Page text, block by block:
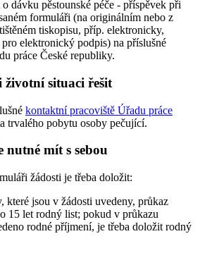
dávku pěstounské péče - příspěvek při
formuláři (na originálním nebo z
tiskopisu, příp. elektronicky,
elektronický podpis) na příslušné
práce České republiky.
životní situaci řešit
kontaktní pracoviště Úřadu práce
trvalého pobytu osoby pečující.
nutné mít s sebou
žádosti je třeba doložit:
které jsou v žádosti uvedeny, průkaz
15 let rodný list; pokud v průkazu
rodné příjmení, je třeba doložit rodný